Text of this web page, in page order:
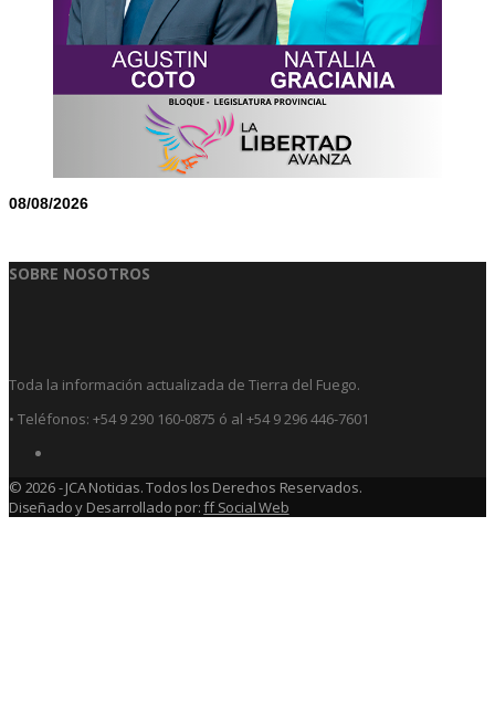
08/08/2026
SOBRE NOSOTROS
Toda la información actualizada de Tierra del Fuego.
• Teléfonos: +54 9 290 160-0875 ó al +54 9 296 446-7601
© 2026 - JCA Noticias. Todos los Derechos Reservados.
Diseñado y Desarrollado por:ff Social Web